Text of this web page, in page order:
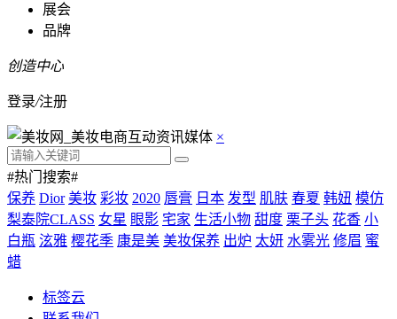
展会
品牌
创造中心
登录/注册
×
#热门搜索#
保养 Dior 美妆 彩妆 2020 唇膏 日本 发型 肌肤 春夏 韩妞 模仿
梨泰院CLASS 女星 眼影 宅家 生活小物 甜度 栗子头 花香 小
白瓶 泫雅 樱花季 康是美 美妆保养 出炉 太妍 水雾光 修眉 蜜
蜡
标签云